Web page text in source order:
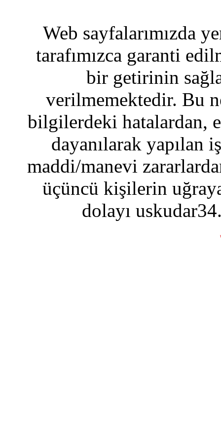
Web sayfalarımızda
tarafımızca garanti
bir getirinin
verilmemektedir. Bu
bilgilerdeki hatalardan,
dayanılarak yapılan
maddi/manevi
üçüncü kişilerin
dolayı